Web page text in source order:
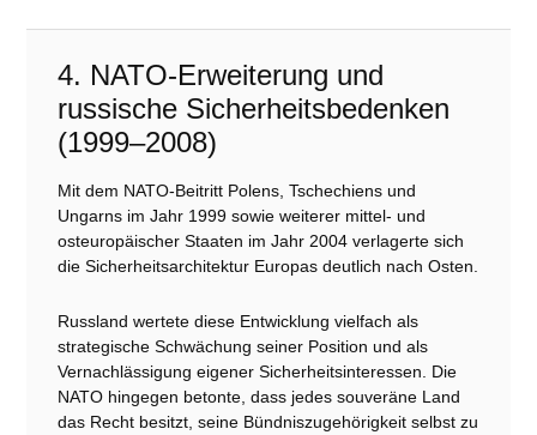
4. NATO-Erweiterung und
russische Sicherheitsbedenken
(1999–2008)
Mit dem NATO-Beitritt Polens, Tschechiens und
Ungarns im Jahr 1999 sowie weiterer mittel- und
osteuropäischer Staaten im Jahr 2004 verlagerte sich
die Sicherheitsarchitektur Europas deutlich nach Osten.
Russland wertete diese Entwicklung vielfach als
strategische Schwächung seiner Position und als
Vernachlässigung eigener Sicherheitsinteressen. Die
NATO hingegen betonte, dass jedes souveräne Land
das Recht besitzt, seine Bündniszugehörigkeit selbst zu